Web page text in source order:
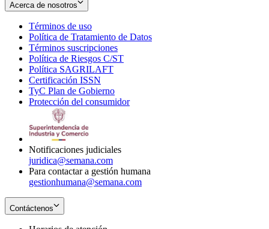
Acerca de nosotros
Términos de uso
in
new
window
Política de Tratamiento de Datos
Términos suscripciones
in
Política de Riesgos C/ST
Política SAGRILAFT
new
window
Certificación ISSN
in
new
TyC Plan de Gobierno
in
Protección del consumidorOpens
Notificaciones judiciales
juridica@semana.com
Para contactar a gestión humana
gestionhumana@semana.com
Contáctenos